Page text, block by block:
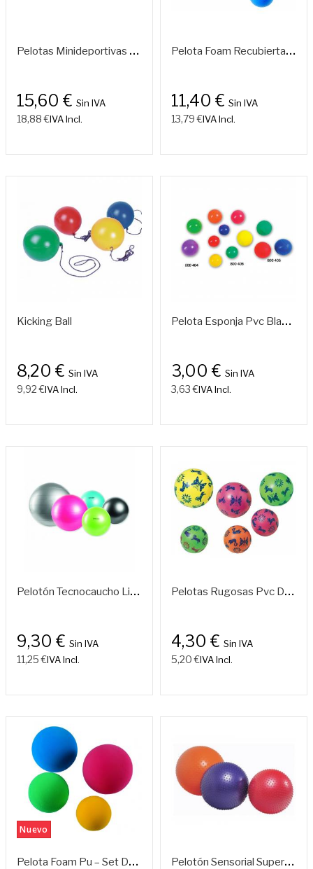
P
Elotas Minideportivas Ø 100 Mm – Set De 6 Unidades
15,60 € Sin IVA
18,88 €IVA Incl.
P
Elota Foam Recubierta Piel 70-130 Mm
11,40 € Sin IVA
13,79 €IVA Incl.
Kicking Ball
8,20 € Sin IVA
9,92 €IVA Incl.
P
Elota Esponja Pvc Blanda Hueca (set De 6)
3,00 € Sin IVA
3,63 €IVA Incl.
P
Elotón Tecnocaucho Lite – Fitness Ball Ligero Y Resistente
9,30 € Sin IVA
11,25 €IVA Incl.
P
Elotas Rugosas Pvc Decoradas
4,30 € Sin IVA
5,20 €IVA Incl.
Nuevo
P
Elota Foam Pu – Set De 12 Unidades Monocromo P
Elotón Sensorial Superficie Pinchos